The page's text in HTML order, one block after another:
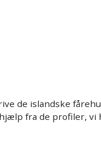
de islandske
fra de profiler, vi